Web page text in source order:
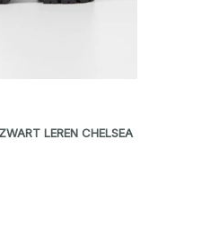
LEREN CHELSEA